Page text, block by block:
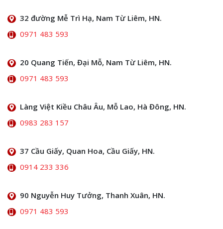
32 đường Mễ Trì Hạ, Nam Từ Liêm, HN.
0971 483 593
20 Quang Tiến, Đại Mỗ, Nam Từ Liêm, HN.
0971 483 593
Làng Việt Kiều Châu Âu, Mỗ Lao, Hà Đông, HN.
0983 283 157
37 Cầu Giấy, Quan Hoa, Cầu Giấy, HN.
0914 233 336
90 Nguyễn Huy Tưởng, Thanh Xuân, HN.
0971 483 593